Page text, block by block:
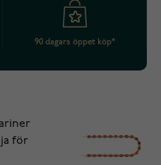
90 dagars öppet köp*
för